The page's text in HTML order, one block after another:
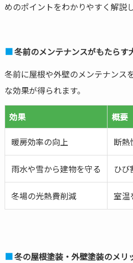
めのポイントをわかりやすく解説し
冬前のメンテナンスがもたらす
冬前に屋根や外壁のメンテナンス
な効果が得られます。
効果 概要
暖房効率の向上 断熱
雨水や雪から建物を守る ひ
冬場の光熱費削減 室温
冬の屋根塗装・外壁塗装のメリ